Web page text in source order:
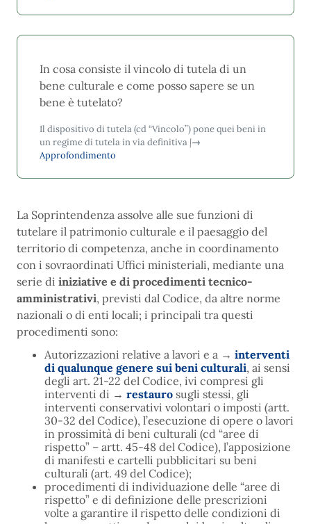
In cosa consiste il vincolo di tutela di un
bene culturale e come posso sapere se un
bene è tutelato?
Il dispositivo di tutela (cd “Vincolo”) pone quei beni in
un regime di tutela in via definitiva |→
Approfondimento
La Soprintendenza assolve alle sue funzioni di
tutelare il patrimonio culturale e il paesaggio del
territorio di competenza, anche in coordinamento
con i sovraordinati Uffici ministeriali, mediante una
serie di iniziative e di procedimenti tecnico-
amministrativi, previsti dal Codice, da altre norme
nazionali o di enti locali; i principali tra questi
procedimenti sono:
Autorizzazioni relative a lavori e a → interventi
di qualunque genere sui beni culturali, ai sensi
degli art. 21-22 del Codice, ivi compresi gli
interventi di → restauro sugli stessi, gli
interventi conservativi volontari o imposti (artt.
30-32 del Codice), l’esecuzione di opere o lavori
in prossimità di beni culturali (cd “aree di
rispetto” – artt. 45-48 del Codice), l’apposizione
di manifesti e cartelli pubblicitari su beni
culturali (art. 49 del Codice);
procedimenti di individuazione delle “aree di
rispetto” e di definizione delle prescrizioni
volte a garantire il rispetto delle condizioni di